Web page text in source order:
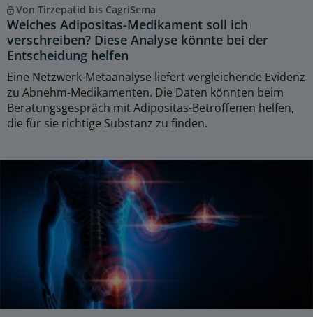
Von Tirzepatid bis CagriSema
Welches Adipositas-Medikament soll ich
verschreiben? Diese Analyse könnte bei der
Entscheidung helfen
Eine Netzwerk-Metaanalyse liefert vergleichende Evidenz
zu Abnehm-Medikamenten. Die Daten könnten beim
Beratungsgespräch mit Adipositas-Betroffenen helfen,
die für sie richtige Substanz zu finden.